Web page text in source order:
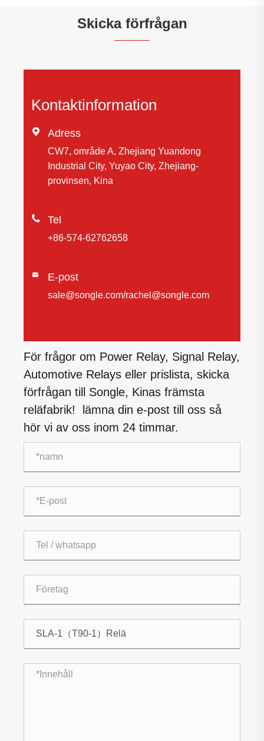
Skicka förfrågan
Kontaktinformation
 Adress
CW7, område A, Zhejiang Yuandong
Industrial City, Yuyao City, Zhejiang-
provinsen, Kina
 Tel
+86-574-62762658
 E-post
sale@songle.com/rachel@songle.com
För frågor om Power Relay, Signal Relay,
Automotive Relays eller prislista, skicka
förfrågan till Songle, Kinas främsta
reläfabrik! lämna din e-post till oss så
hör vi av oss inom 24 timmar.